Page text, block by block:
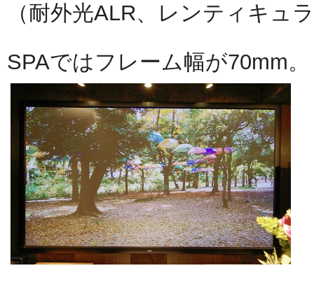
（耐外光ALR、レンティキュ
SPAではフレーム幅が70mm。